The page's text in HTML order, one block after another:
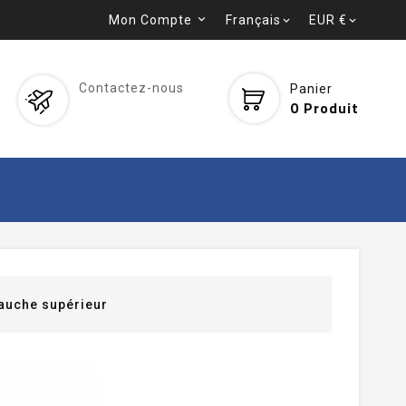
EUR € 
Français 
Mon Compte
Panier
0 Produit
Contactez-nous
supérieur